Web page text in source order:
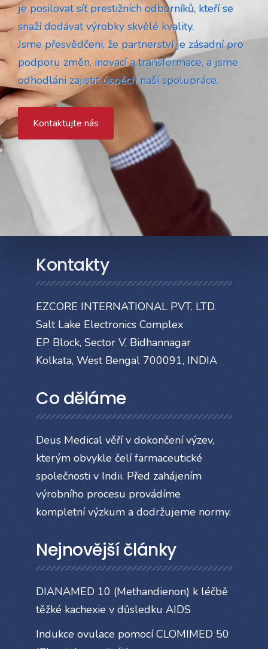
je posilovat síť prestižních odborníků, kteří se
snaží dodávat výrobky skvělé kvality.
Jsme přesvědčeni, že partnerství je zásadní pro
podporu změn, inovací a transformace, a jsme
odhodláni zajistit úspěch naší spolupráce.
Kontaktujte nás
Kontakty
EZCORE INTERNATIONAL PVT. LTD.
Salt Lake Electronics Complex
EP Block, Sector V, Bidhannagar
Kolkata, West Bengal 700091, INDIA
Co děláme
Deus Medical věří v dokončení výzev,
kterým obvykle čelí farmaceutické
společnosti v Indii. Před zahájením
výrobního procesu provádíme
kompletní výzkum a dodržujeme normy.
Nejnovější články
DIANAMED 10 (Methandienon) k léčbě
těžké kachexie v důsledku AIDS
Indukce ovulace pomocí CLOMIMED 50